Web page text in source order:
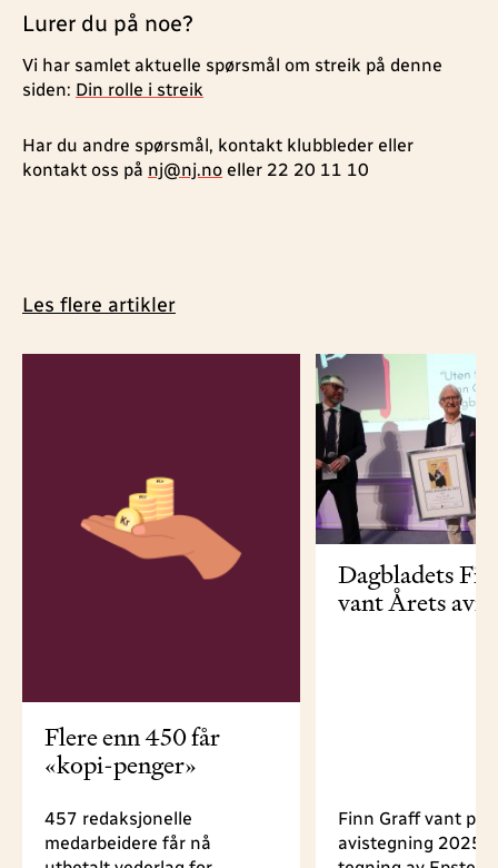
Lurer du på noe?
Vi har samlet aktuelle spørsmål om streik på denne
siden: Din rolle i streik
Har du andre spørsmål, kontakt klubbleder eller
kontakt oss på nj@nj.no eller 22 20 11 10
Les flere artikler
Flere enn 450 får
«kopi-penger»
457 redaksjonelle
medarbeidere får nå
Dagbladets
vant Årets
Finn Graff vant
avistegning 2025